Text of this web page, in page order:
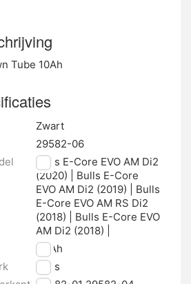
Tube 10Ah
Zwart
29582-06
Bulls E-Core EVO AM Di2
(2020) | Bulls E-Core
EVO AM Di2 (2019) | Bulls
E-Core EVO AM RS Di2
(2018) | Bulls E-Core EVO
AM Di2 (2018) |
10 Ah
Bulls